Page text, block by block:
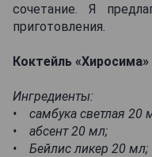
сочетание. Я
приготовления.
Коктейль «Хиросима»
Ингредиенты:
• самбука светлая 20
• абсент 20 мл;
• Бейлис ликер 20 мл;